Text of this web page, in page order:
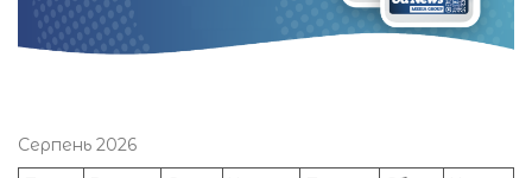
Серпень 2026